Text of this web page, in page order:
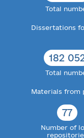
Total
Dissertations
182
Total
Materials from
77
Number of